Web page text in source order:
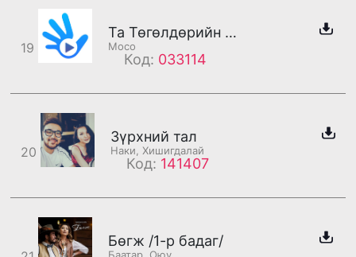
19
Та Төгөлдөрийн утсанд холбогдлоо
Moco
Код: 033114
20
Зүрхний тал
Наки, Хишигдалай
Код: 141407
Бөгж /1-р бадаг/